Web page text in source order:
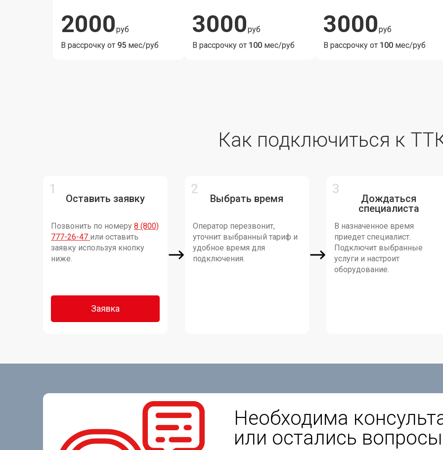
2000руб
В рассрочку от 95 мес/руб
3000руб
В рассрочку от 100 мес/руб
3000руб
В рассрочку от 100 мес/руб
Как подключиться к
Оставить заявку
Позвонить по номеру 8 (800)
777-26-47 или оставить
заявку используя кнопку
ниже.
Заявка
Выбрать время
Оператор перезвонит,
уточнит выбранный тариф и
удобное время для
подключения.
Дождаться
специалиста
В назначенное время
приедет специалист.
Подключит выбранные
услуги и настроит
оборудование.
Необходима
или остались